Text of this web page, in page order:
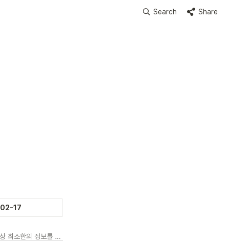
Search Share
17
1. 수집하는 개인정보의 항목 및 수집방법 – 글로랑은 개인정보 보호를 위해 최선의 노력을 다하고 있으며 항상 최소한의 정보를 수집합니다.